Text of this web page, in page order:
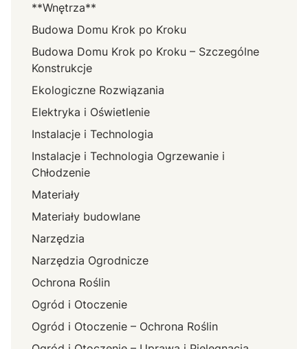
**Wnętrza**
Budowa Domu Krok po Kroku
Budowa Domu Krok po Kroku – Szczególne
Konstrukcje
Ekologiczne Rozwiązania
Elektryka i Oświetlenie
Instalacje i Technologia
Instalacje i Technologia Ogrzewanie i
Chłodzenie
Materiały
Materiały budowlane
Narzędzia
Narzędzia Ogrodnicze
Ochrona Roślin
Ogród i Otoczenie
Ogród i Otoczenie – Ochrona Roślin